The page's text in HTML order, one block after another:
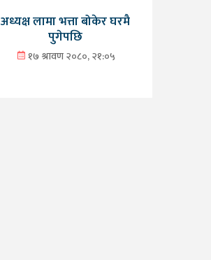
अध्यक्ष लामा भत्ता बोकेर घरमै
पुगेपछि
१७ श्रावण २०८०, २१:०५